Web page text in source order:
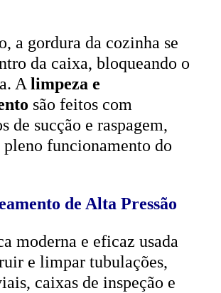
a gordura da cozinha se
da caixa, bloqueando o
A limpeza e
são feitos com
de sucção e raspagem,
funcionamento do
de Alta Pressão
moderna e eficaz usada
e limpar tubulações,
caixas de inspeção e